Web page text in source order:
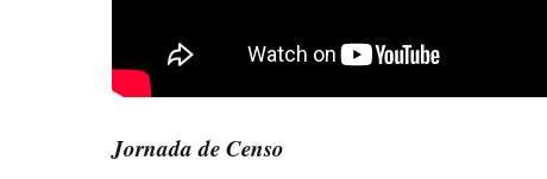
Jornada de Censo